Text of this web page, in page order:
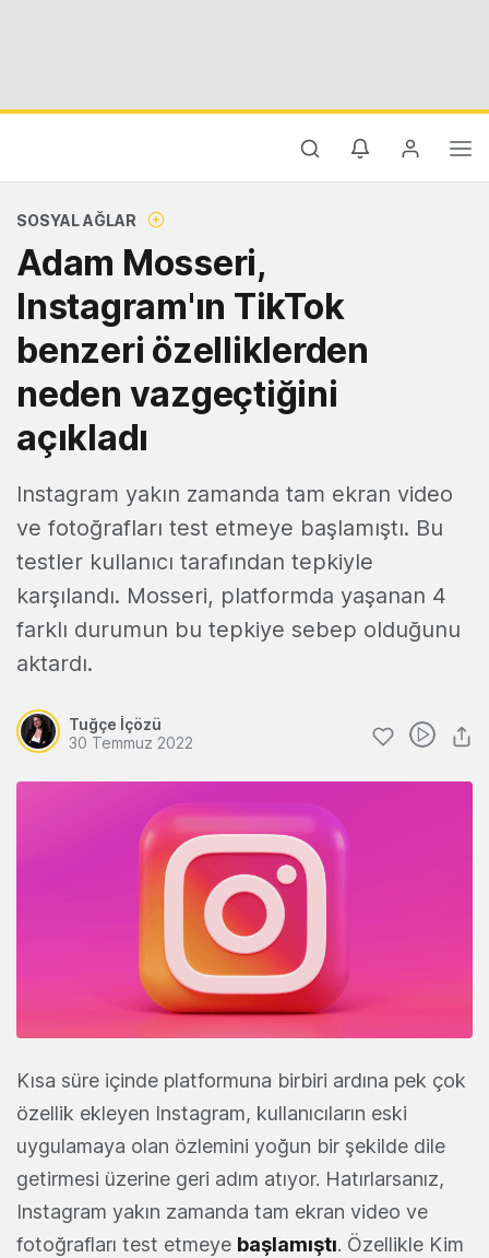
SOSYAL AĞLAR
Adam Mosseri,
Instagram'ın TikTok
benzeri özelliklerden
neden vazgeçtiğini
açıkladı
Instagram yakın zamanda tam ekran video
ve fotoğrafları test etmeye başlamıştı. Bu
testler kullanıcı tarafından tepkiyle
karşılandı. Mosseri, platformda yaşanan 4
farklı durumun bu tepkiye sebep olduğunu
aktardı.
Tuğçe İçözü
30 Temmuz 2022
Kısa süre içinde platformuna birbiri ardına pek çok
özellik ekleyen Instagram, kullanıcıların eski
uygulamaya olan özlemini yoğun bir şekilde dile
getirmesi üzerine geri adım atıyor. Hatırlarsanız,
Instagram yakın zamanda tam ekran video ve
fotoğrafları test etmeye başlamıştı. Özellikle Kim